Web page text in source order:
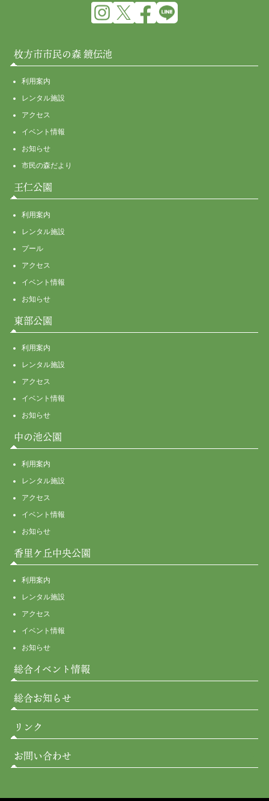
枚方市市民の森 鏡伝池
利用案内
レンタル施設
アクセス
イベント情報
お知らせ
市民の森だより
王仁公園
利用案内
レンタル施設
プール
アクセス
イベント情報
お知らせ
東部公園
利用案内
レンタル施設
アクセス
イベント情報
お知らせ
中の池公園
利用案内
レンタル施設
アクセス
イベント情報
お知らせ
香里ケ丘中央公園
利用案内
レンタル施設
アクセス
イベント情報
お知らせ
総合イベント情報
総合お知らせ
リンク
お問い合わせ